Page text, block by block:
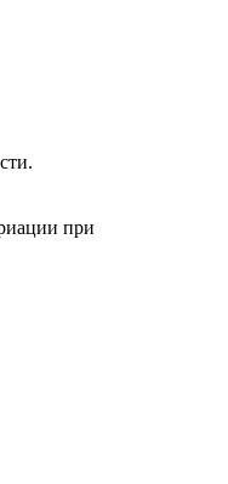
при